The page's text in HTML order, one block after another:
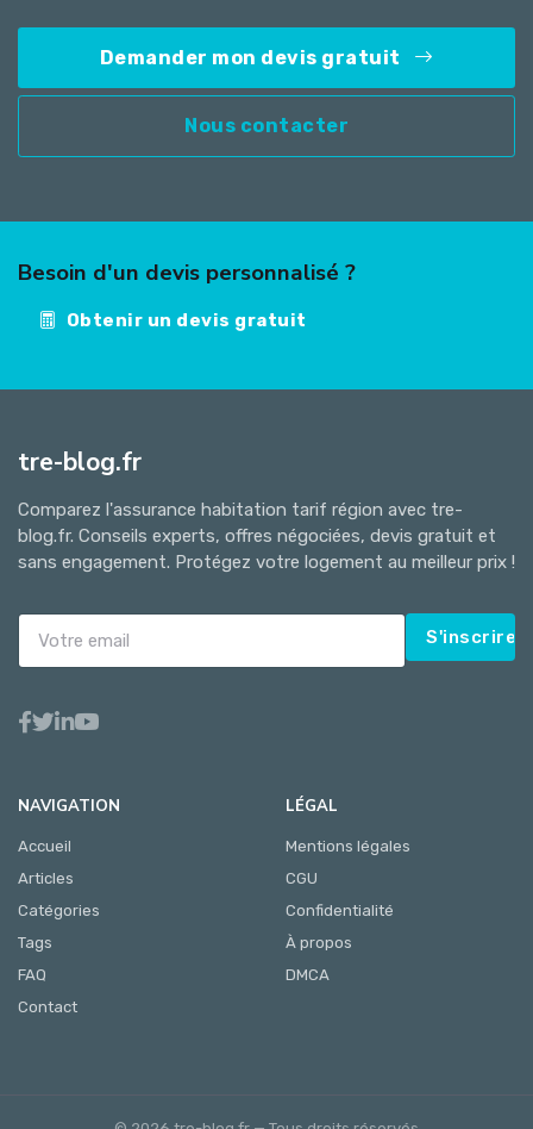
Demander mon devis gratuit
Nous contacter
Besoin d'un devis personnalisé ?
Obtenir un devis gratuit
tre-blog.fr
Comparez l'assurance habitation tarif région avec tre-
blog.fr. Conseils experts, offres négociées, devis gratuit et
sans engagement. Protégez votre logement au meilleur prix !
S'inscrire
NAVIGATION
Accueil
Articles
Catégories
Tags
FAQ
Contact
LÉGAL
Mentions légales
CGU
Confidentialité
À propos
DMCA